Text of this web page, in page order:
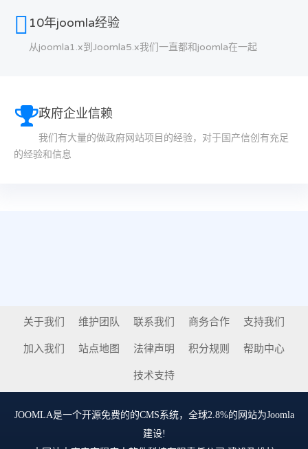
10年joomla经验
从joomla1.x到Joomla5.x我们一直都和joomla在一起
政府企业信赖
我们有大量的做政府网站项目的经验，对于国产信创有充足
的经验和信息
关于我们 维护团队 联系我们 商务合作 支持我们
加入我们 站点地图 法律声明 积分规则 帮助中心
技术支持
JOOMLA是一个开源免费的的CMS系统，全球2.8%的网站为Joomla
建设!